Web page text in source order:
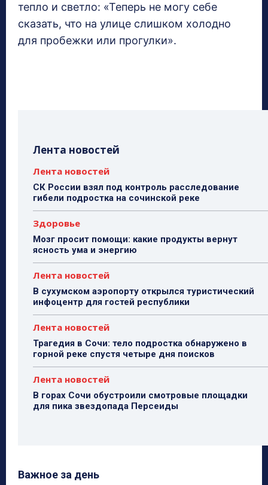
тепло и светло: «Теперь не могу себе
сказать, что на улице слишком холодно
для пробежки или прогулки».
Лента новостей
Лента новостей
СК России взял под контроль расследование
гибели подростка на сочинской реке
Здоровье
Мозг просит помощи: какие продукты вернут
ясность ума и энергию
Лента новостей
В сухумском аэропорту открылся туристический
инфоцентр для гостей республики
Лента новостей
Трагедия в Сочи: тело подростка обнаружено в
горной реке спустя четыре дня поисков
Лента новостей
В горах Сочи обустроили смотровые площадки
для пика звездопада Персеиды
Важное за день